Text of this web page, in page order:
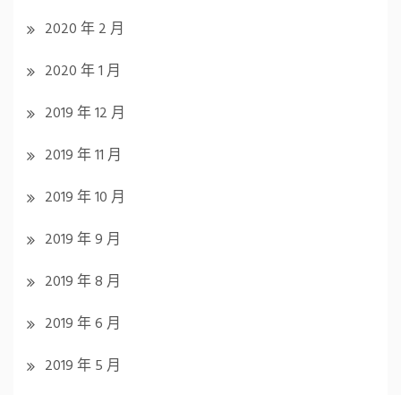
2020 年 2 月
2020 年 1 月
2019 年 12 月
2019 年 11 月
2019 年 10 月
2019 年 9 月
2019 年 8 月
2019 年 6 月
2019 年 5 月